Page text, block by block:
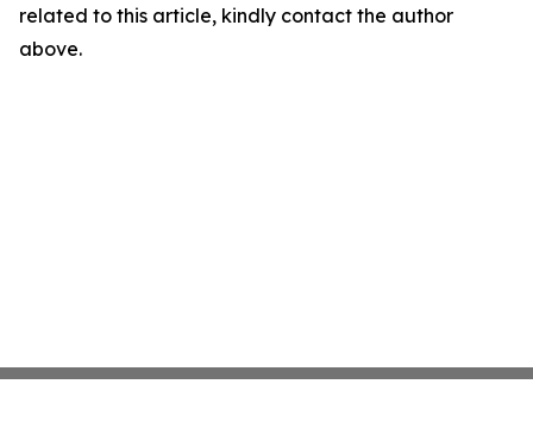
related to this article, kindly contact the author
above.